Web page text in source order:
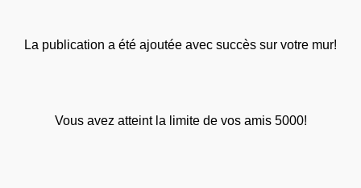
La publication a été ajoutée avec succès sur votre mur!
Vous avez atteint la limite de vos amis 5000!